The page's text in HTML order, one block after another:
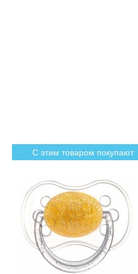
С этим товаром покупают